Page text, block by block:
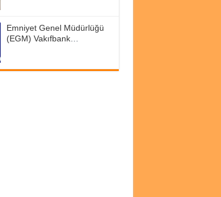
Emniyet Genel Müdürlüğü
(EGM) Vakıfbank